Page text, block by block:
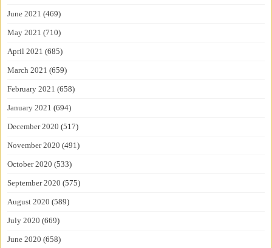
June 2021 (469)
May 2021 (710)
April 2021 (685)
March 2021 (659)
February 2021 (658)
January 2021 (694)
December 2020 (517)
November 2020 (491)
October 2020 (533)
September 2020 (575)
August 2020 (589)
July 2020 (669)
June 2020 (658)